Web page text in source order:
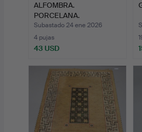
ALFOMBRA.
PORCELANA.
DECORACIÓN
PAISAJÍSTI…
Subastado 24 ene 2026
4 pujas
43 USD